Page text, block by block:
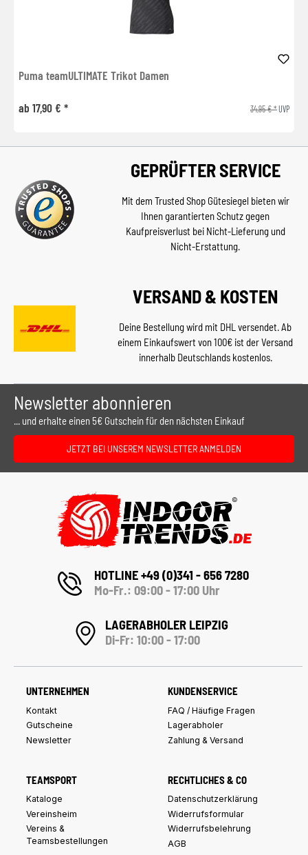
Puma teamULTIMATE Trikot Damen
ab 17,90 € * 34,95 € *UVP
GEPRÜFTER SERVICE
Mit dem Trusted Shop Gütesiegel bieten wir
Ihnen garantierten Schutz gegen
Kaufpreisverlust bei Nicht-Lieferung und
Nicht-Erstattung.
VERSAND & KOSTEN
Deine Bestellung wird mit DHL versendet. Ab
einem Einkaufswert von 100€ ist der Versand
innerhalb Deutschlands kostenlos.
Newsletter abonnieren
... und erhalte einen 5€ Gutschein für den nächsten Einkauf
JETZT BEI UNSEREM NEWSLETTER ANMELDEN
HOTLINE +49 (0)341 - 656 7280
Mo-Fr.: 09:00 - 17:00 Uhr
LAGERABHOLER LEIPZIG
Di-Fr: 10:00 - 17:00
UNTERNEHMEN
Kontakt
Gutscheine
Newsletter
KUNDENSERVICE
FAQ / Häufige Fragen
Lagerabholer
Zahlung & Versand
TEAMSPORT
Kataloge
Vereinsheim
Vereins &
Teamsbestellungen
RECHTLICHES & CO
Datenschutzerklärung
Widerrufsformular
Widerrufsbelehrung
AGB